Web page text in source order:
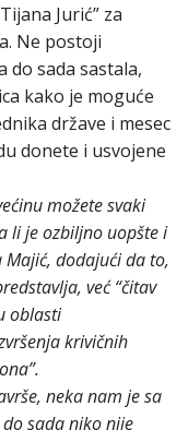
Jurić” za
Ne postoji
do sada sastala,
kako je moguće
države i mesec
donete i usvojene
možete svaki
li je ozbiljno uopšte i
dodajući da to,
već “čitav
oblasti
krivičnih
neka nam je sa
sada niko nije